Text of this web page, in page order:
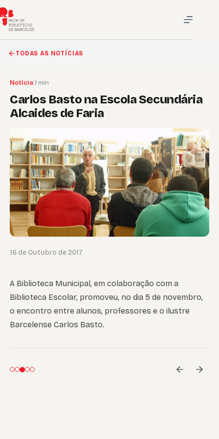
para
o
conteúdo
TODAS AS NOTÍCIAS
Notícia|1 min
Carlos Basto na Escola Secundária
Alcaides de Faria
16 de Outubro de 2017
A Biblioteca Municipal, em colaboração com a
Biblioteca Escolar, promoveu, no dia 5 de novembro,
o encontro entre alunos, professores e o ilustre
Barcelense Carlos Basto.